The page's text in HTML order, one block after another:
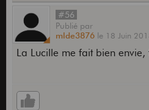
#56
Publié par
mlde3876 le 18 Juin
La Lucille me fait bien